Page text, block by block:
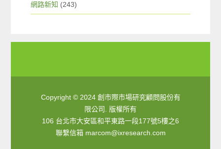
網路新知 (243)
Copyright © 2024 創市際市場研究顧問股份有
限公司. 版權所有
106 台北市大安區和平東路一段177號5樓之6
聯繫信箱 marcom@ixresearch.com